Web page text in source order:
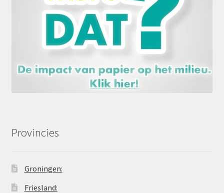
Provincies
Groningen:
Friesland: